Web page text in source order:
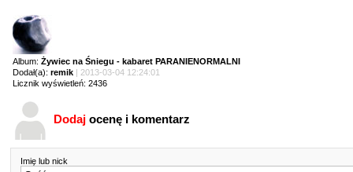
Album: Żywiec na Śniegu - kabaret PARANIENORMALNI
Dodał(a): remik
| 2013-03-04 12:24:01
Licznik wyświetleń: 2436
Dodaj ocenę i komentarz
Imię lub nick